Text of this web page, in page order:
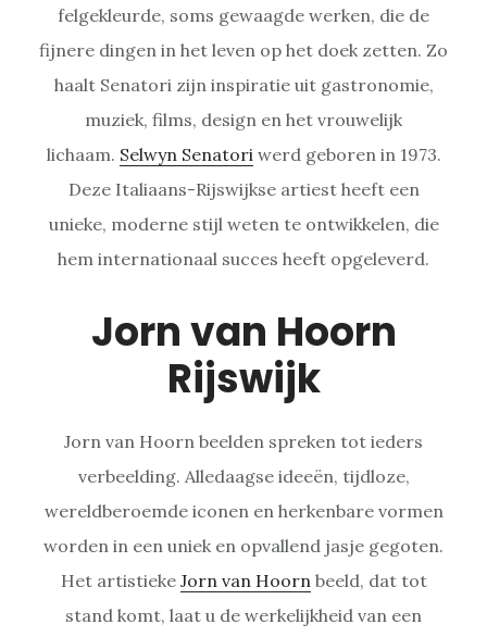
felgekleurde, soms gewaagde werken, die de
fijnere dingen in het leven op het doek zetten. Zo
haalt Senatori zijn inspiratie uit gastronomie,
muziek, films, design en het vrouwelijk
lichaam. Selwyn Senatori werd geboren in 1973.
Deze Italiaans-Rijswijkse artiest heeft een
unieke, moderne stijl weten te ontwikkelen, die
hem internationaal succes heeft opgeleverd.
Jorn van Hoorn
Rijswijk
Jorn van Hoorn beelden spreken tot ieders
verbeelding. Alledaagse ideeën, tijdloze,
wereldberoemde iconen en herkenbare vormen
worden in een uniek en opvallend jasje gegoten.
Het artistieke Jorn van Hoorn beeld, dat tot
stand komt, laat u de werkelijkheid van een